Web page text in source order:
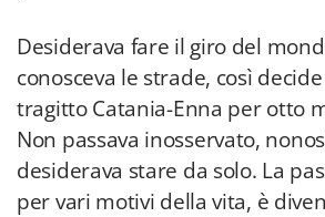
Desiderava fare il giro del
conosceva le strade, così
tragitto Catania-Enna per otto
Non passava inosservato,
desiderava stare da solo. La
per vari motivi della vita, è